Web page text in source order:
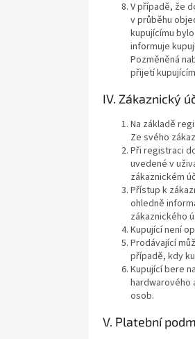
V případě, že
v průběhu
kupujícímu
informuje
Pozměněná
přijetí
IV. Zákaznický
Na základě
Ze svého
Při registraci
uvedené v
zákaznickém
Přístup k
ohledně
zákaznického
Kupující není
Prodávající
případě, kdy
Kupující bere
hardwarového
osob.
V. Platební